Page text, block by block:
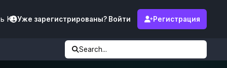
KFУже зарегистрированы? Войти Регистрация
Search...